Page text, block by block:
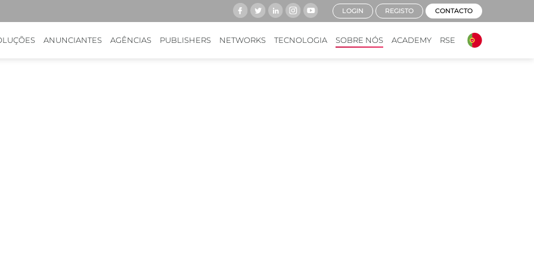
ANUNCIANTES AGÊNCIAS PUBLISHERS NETWORKS TECNOLOGIA SOBRE NÓS ACADEMY RSE
LOGIN REGISTO CONTACTO